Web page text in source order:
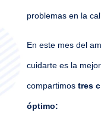
problemas en la
En este mes del
cuidarte es la
compartimos tres
óptimo: